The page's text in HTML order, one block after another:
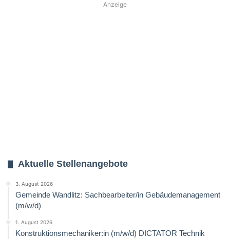
Anzeige
Aktuelle Stellenangebote
3. August 2026
Gemeinde Wandlitz: Sachbearbeiter/in Gebäudemanagement
(m/w/d)
1. August 2026
Konstruktionsmechaniker:in (m/w/d) DICTATOR Technik